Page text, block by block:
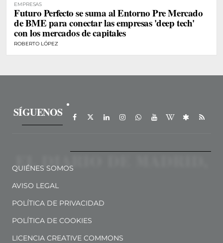
EMPRESAS
Futuro Perfecto se suma al Entorno Pre Mercado
de BME para conectar las empresas 'deep tech'
con los mercados de capitales
ROBERTO LÓPEZ
SÍGUENOS
QUIÉNES SOMOS
AVISO LEGAL
POLÍTICA DE PRIVACIDAD
POLÍTICA DE COOKIES
LICENCIA CREATIVE COMMONS